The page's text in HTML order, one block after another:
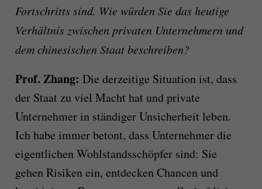
Fortschritts sind. Wie würden Sie das heutige
Verhältnis zwischen privaten Unternehmern und
dem chinesischen Staat beschreiben?
Prof. Zhang: Die derzeitige Situation ist, dass
der Staat zu viel Macht hat und private
Unternehmer in ständiger Unsicherheit leben.
Ich habe immer betont, dass Unternehmer die
eigentlichen Wohlstandsschöpfer sind: Sie
gehen Risiken ein, entdecken Chancen und